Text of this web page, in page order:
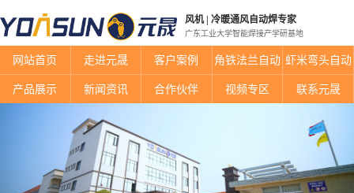
风机 | 冷暖通风自动焊专家
广东工业大学智能焊接产学研基地
网站首页 走进元晟 客户案例 角铁法兰自动
焊
虾米弯头自动
焊
产品展示 新闻资讯 合作伙伴 视频专区 联系元晟
首页产品展示